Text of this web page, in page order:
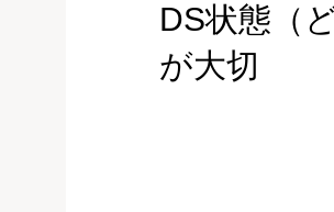
DS状態（
が大切